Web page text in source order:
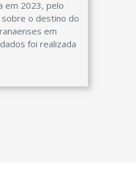
em 2023, pelo
o destino do
em
foi realizada